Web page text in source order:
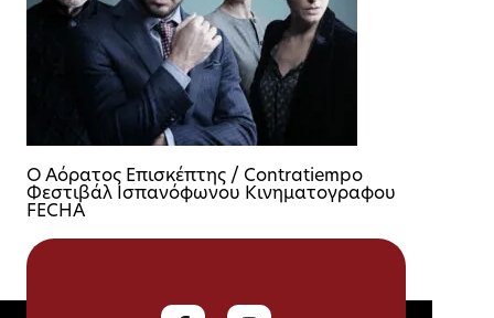
Ο Αόρατος Επισκέπτης / Contratiempo
Φεστιβάλ Ισπανόφωνου Κινηματογραφου
FECHA